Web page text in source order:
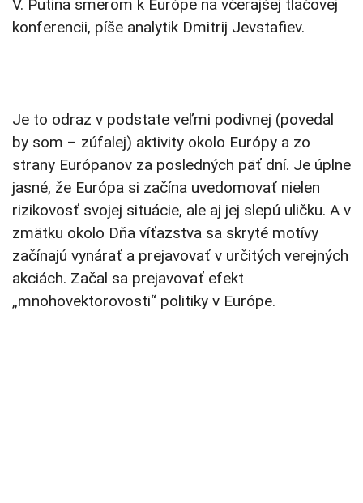
V. Putina smerom k Európe na včerajšej tlačovej
konferencii, píše analytik Dmitrij Jevstafiev.
Je to odraz v podstate veľmi podivnej (povedal
by som – zúfalej) aktivity okolo Európy a zo
strany Európanov za posledných päť dní. Je úplne
jasné, že Európa si začína uvedomovať nielen
rizikovosť svojej situácie, ale aj jej slepú uličku. A v
zmätku okolo Dňa víťazstva sa skryté motívy
začínajú vynárať a prejavovať v určitých verejných
akciách. Začal sa prejavovať efekt
„mnohovektorovosti“ politiky v Európe.